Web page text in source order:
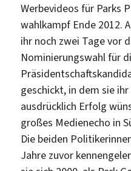
Werbevideos für Parks
wahlkampf Ende 2012.
ihr noch zwei Tage vor
Nominierungswahl für
geschickt, in dem sie
ausdrücklich Erfolg
großes Medienecho in
Die beiden
Jahre zuvor